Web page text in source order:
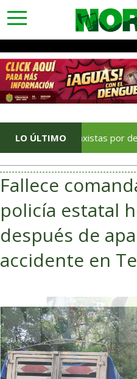
toggle
navigation
LO ÚLTIMO
de taxistas por
Fallece
policía estatal
después de
accidente en